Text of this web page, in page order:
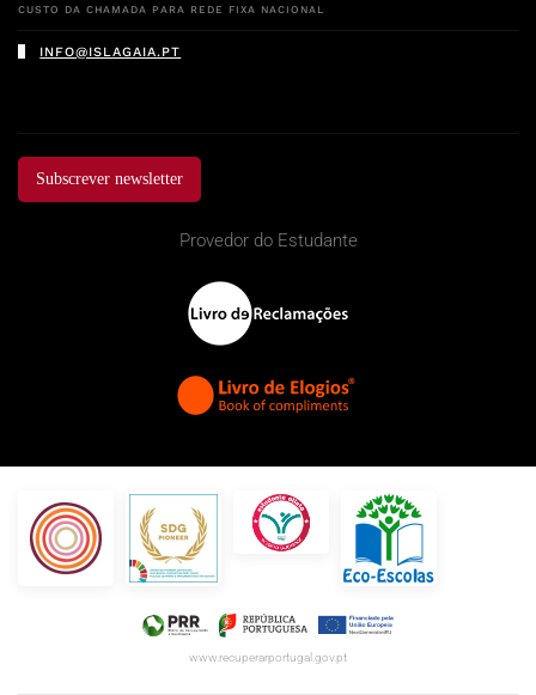
CUSTO DA CHAMADA PARA REDE FIXA NACIONAL
INFO@ISLAGAIA.PT
Subscrever newsletter
Provedor do Estudante
www.recuperarportugal.gov.pt